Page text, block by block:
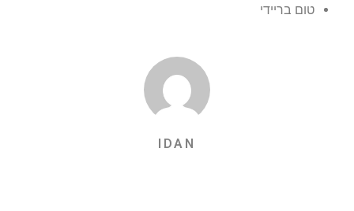
טום בריידי
IDAN